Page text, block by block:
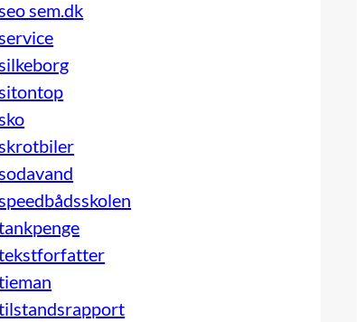
seo sem.dk
service
silkeborg
sitontop
sko
skrotbiler
sodavand
speedbådsskolen